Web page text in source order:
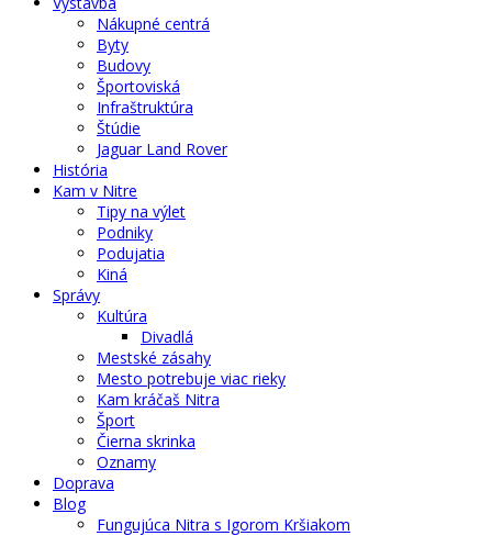
Nákupné centrá
Byty
Budovy
Športoviská
Infraštruktúra
Štúdie
Jaguar Land Rover
História
Kam v Nitre
Tipy na výlet
Podniky
Podujatia
Kiná
Správy
Kultúra
Divadlá
Mestské zásahy
Mesto potrebuje viac rieky
Kam kráčaš Nitra
Šport
Čierna skrinka
Oznamy
Doprava
Blog
Fungujúca Nitra s Igorom Kršiakom